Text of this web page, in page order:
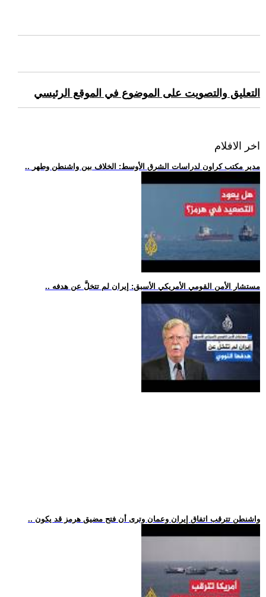
التعليق والتصويت على الموضوع في الموقع الرئيسي
اخر الافلام
.. مدير مكتب كراون لدراسات الشرق الأوسط: الخلاف بين واشنطن وطهر
.. مستشار الأمن القومي الأمريكي الأسبق: إيران لم تتخلَّ عن هدفه
.. واشنطن تترقب اتفاق إيران وعمان وترى أن فتح مضيق هرمز قد يكون